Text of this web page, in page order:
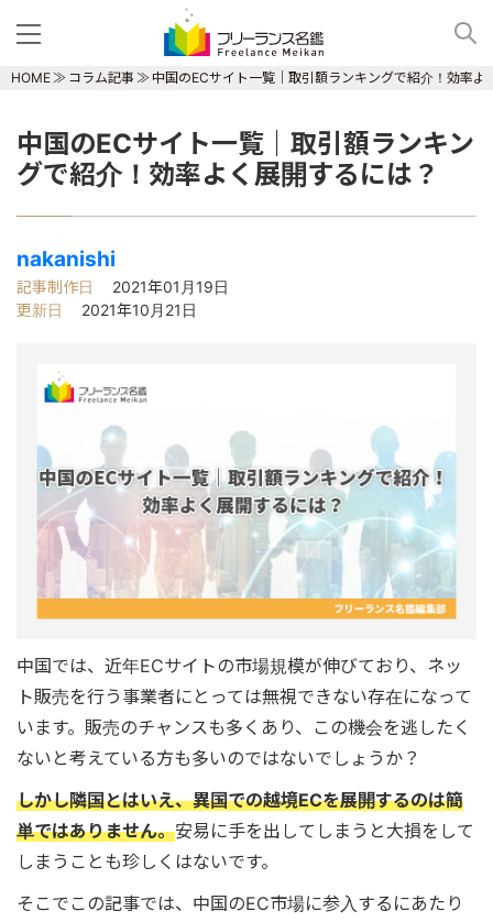
HOME コラム記事 中国のECサイト一覧｜取引額ランキングで紹介！効率よ
中国のECサイト一覧｜取引額ランキン
グで紹介！効率よく展開するには？
nakanishi
記事制作日
2021年01月19日
更新日
2021年10月21日
中国では、近年ECサイトの市場規模が伸びており、ネッ
ト販売を行う事業者にとっては無視できない存在になって
います。販売のチャンスも多くあり、この機会を逃したく
ないと考えている方も多いのではないでしょうか？
しかし隣国とはいえ、異国での越境ECを展開するのは簡
単ではありません。安易に手を出してしまうと大損をして
しまうことも珍しくはないです。
そこでこの記事では、中国のEC市場に参入するにあたり